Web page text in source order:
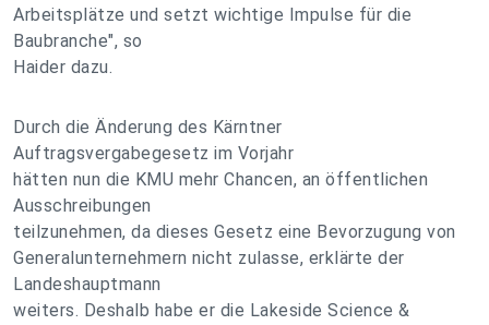
Arbeitsplätze und setzt wichtige Impulse für die
Baubranche", so
Haider dazu.
Durch die Änderung des Kärntner
Auftragsvergabegesetz im Vorjahr
hätten nun die KMU mehr Chancen, an öffentlichen
Ausschreibungen
teilzunehmen, da dieses Gesetz eine Bevorzugung von
Generalunternehmern nicht zulasse, erklärte der
Landeshauptmann
weiters. Deshalb habe er die Lakeside Science &